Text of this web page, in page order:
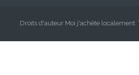
Droits d'auteur Moi j'achète localement.